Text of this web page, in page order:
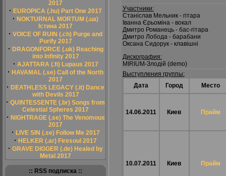
2017
· EUROPICA (.hu) Part One 2017
· NOKTURNAL MORTUM (.ua)
Істина 2017
· VOICE OF RUIN (.ch) Purge and
Purify 2017
· DRAGONFORCE (.uk) Reaching
into Infinity 2017
· AJATTARA (.fi) Lupaus 2017
· HAVAMAL (.se) Call of the North
2017
· DEATHLESS LEGACY (.it) Dance
with Devils 2017
· QUINTESSENTE (.br) Songs from
Celestial Spheres 2017
· NIGHTRAGE (.se) The Venomous
2017
· LIVE SIN (.se) Follow Me 2017
· HELKER (.ar) Firesoul 2017
· GRAVE DIGGER (.de) Healed by
Metal 2017
:: RSS подписка ::
Участники:
Станіслав Мельник - гітара
Іванна Єрьоміна - вокал
Дмитро Романець - бас-гітара
Дмитро Лобода - барабани
Оксана Сидорук - клавішні
Дискография:
MIRIUM-Злодій (demo)
Выступления группы:
Дата
Город Место
14.06.2011 Киев Прайм
10.07.2011 Киев Прайм